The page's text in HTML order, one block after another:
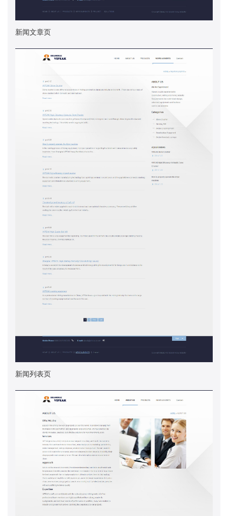
新闻文章页
新闻列表页